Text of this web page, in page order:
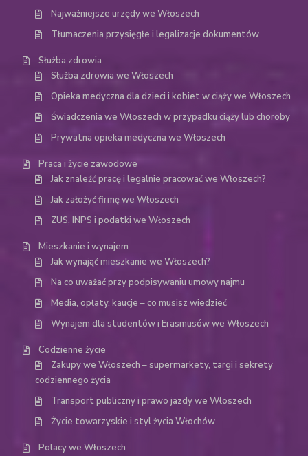
Najważniejsze urzędy we Włoszech
Tłumaczenia przysięgłe i legalizacje dokumentów
Służba zdrowia
Służba zdrowia we Włoszech
Opieka medyczna dla dzieci i kobiet w ciąży we Włoszech
Świadczenia we Włoszech w przypadku ciąży lub choroby
Prywatna opieka medyczna we Włoszech
Praca i życie zawodowe
Jak znaleźć pracę i legalnie pracować we Włoszech?
Jak założyć firmę we Włoszech
ZUS, INPS i podatki we Włoszech
Mieszkanie i wynajem
Jak wynająć mieszkanie we Włoszech?
Na co uważać przy podpisywaniu umowy najmu
Media, opłaty, kaucje – co musisz wiedzieć
Wynajem dla studentów i Erasmusów we Włoszech
Codzienne życie
Zakupy we Włoszech – supermarkety, targi i sekrety
codziennego życia
Transport publiczny i prawo jazdy we Włoszech
Życie towarzyskie i styl życia Włochów
Polacy we Włoszech